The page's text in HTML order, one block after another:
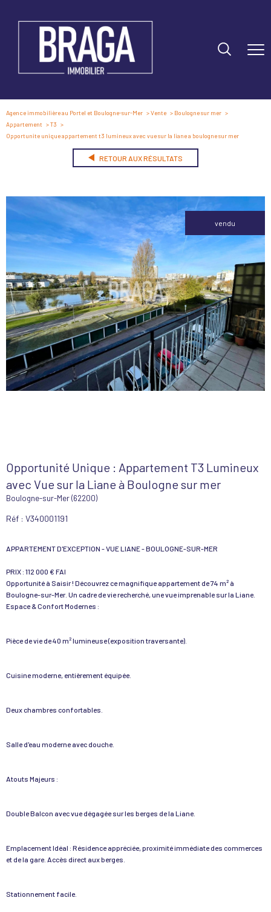
Agence immobilière au Portel et Boulogne-sur-Mer Vente
Boulogne sur mer
Appartement
T3
Opportunite unique appartement t3 lumineux avec vue sur la liane a boulogne sur mer
RETOUR AUX RÉSULTATS
vendu
Opportunité Unique : Appartement T3 Lumineux
avec Vue sur la Liane à Boulogne sur mer
Boulogne-sur-Mer (62200)
Réf : V340001191
APPARTEMENT D'EXCEPTION - VUE LIANE - BOULOGNE-SUR-MER
PRIX : 112 000 € FAI
Opportunité à Saisir ! Découvrez ce magnifique appartement de 74 m² à
Boulogne-sur-Mer. Un cadre de vie recherché, une vue imprenable sur la Liane.
Espace & Confort Modernes :
Pièce de vie de 40 m² lumineuse (exposition traversante).
Cuisine moderne, entièrement équipée.
Deux chambres confortables.
Salle d'eau moderne avec douche.
Atouts Majeurs :
Double Balcon avec vue dégagée sur les berges de la Liane.
Emplacement Idéal : Résidence appréciée, proximité immédiate des commerces
et de la gare. Accès direct aux berges.
Stationnement facile.